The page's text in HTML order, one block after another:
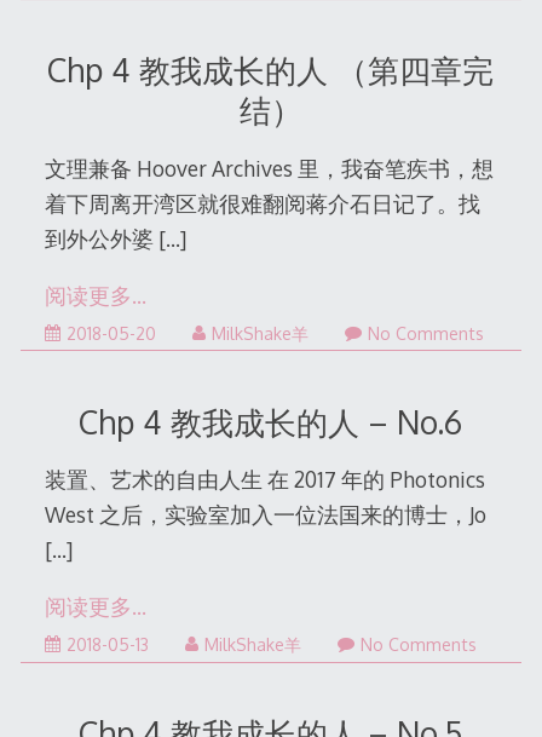
Chp 4 教我成长的人 （第四章完
结）
文理兼备 Hoover Archives 里，我奋笔疾书，想
着下周离开湾区就很难翻阅蒋介石日记了。找
到外公外婆 […]
阅读更多…
2018-05-202022-
MilkShake羊 No Comments
Chp 4 教我成长的人 – No.6
装置、艺术的自由人生 在 2017 年的 Photonics
West 之后，实验室加入一位法国来的博士，Jo
[…]
阅读更多…
2018-05-132022-
MilkShake羊 No Comments